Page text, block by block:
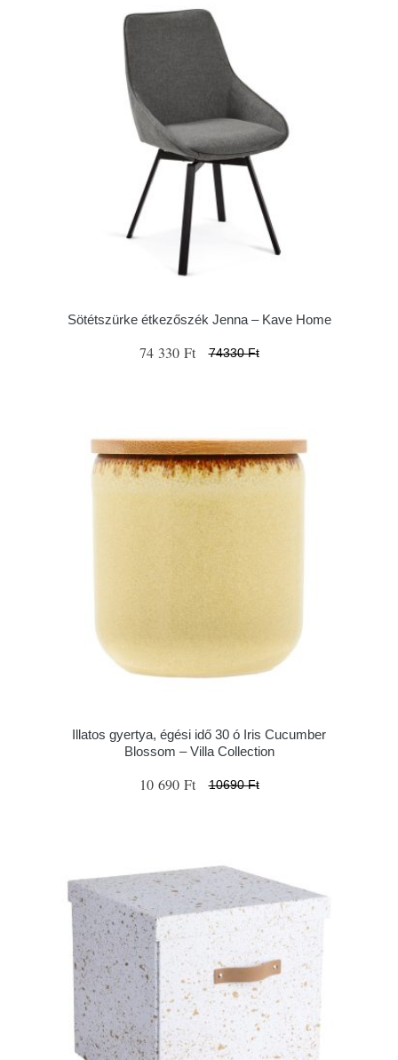
Sötétszürke étkezőszék Jenna – Kave Home
74 330 Ft 74330 Ft
Illatos gyertya, égési idő 30 ó Iris Cucumber
Blossom – Villa Collection
10 690 Ft 10690 Ft